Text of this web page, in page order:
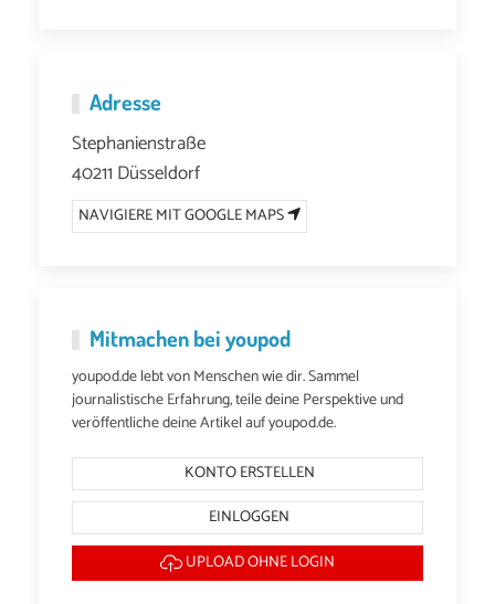
Adresse
Stephanienstraße
40211 Düsseldorf
NAVIGIERE MIT GOOGLE MAPS
Mitmachen bei youpod
youpod.de lebt von Menschen wie dir. Sammel
journalistische Erfahrung, teile deine Perspektive und
veröffentliche deine Artikel auf youpod.de.
KONTO ERSTELLEN
EINLOGGEN
UPLOAD OHNE LOGIN